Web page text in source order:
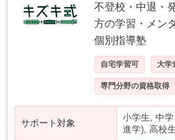
不登校・中退・
方の学習・メン
個別指導塾
自宅学習可 大学
専門分野の資格取得
サポート対象
小学生, 中
進学), 高校